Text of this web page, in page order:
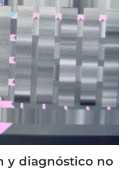
y diagnóstico no